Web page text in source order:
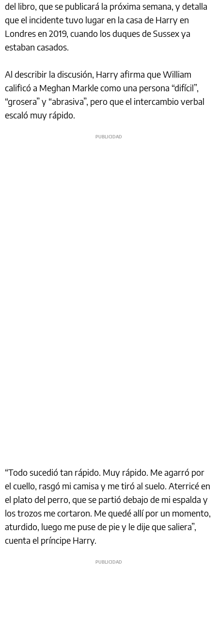
del libro, que se publicará la próxima semana, y detalla
que el incidente tuvo lugar en la casa de Harry en
Londres en 2019, cuando los duques de Sussex ya
estaban casados.
Al describir la discusión, Harry afirma que William
calificó a Meghan Markle como una persona “difícil”,
“grosera” y “abrasiva”, pero que el intercambio verbal
escaló muy rápido.
“Todo sucedió tan rápido. Muy rápido. Me agarró por
el cuello, rasgó mi camisa y me tiró al suelo. Aterricé en
el plato del perro, que se partió debajo de mi espalda y
los trozos me cortaron. Me quedé allí por un momento,
aturdido, luego me puse de pie y le dije que saliera”,
cuenta el príncipe Harry.